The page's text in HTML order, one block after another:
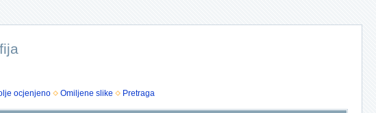
ocjenjeno Omiljene slike Pretraga